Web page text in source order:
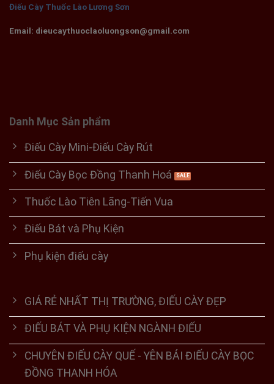
Điếu Cày Thuốc Lào Lương Sơn
Email: dieucaythuoclaoluongson@gmail.com
Danh Mục Sản phẩm
Điếu Cày Mini-Điếu Cày Rút
Điếu Cày Bọc Đồng Thanh Hoá
Thuốc Lào Tiên Lãng-Tiến Vua
Điếu Bát và Phụ Kiện
Phụ kiện điếu cày
GIÁ RẺ NHẤT THỊ TRƯỜNG, ĐIẾU CÀY ĐẸP
ĐIẾU BÁT VÀ PHỤ KIỆN NGÀNH ĐIẾU
CHUYÊN ĐIẾU CÀY QUẾ - YÊN BÁI ĐIẾU CÀY BỌC
ĐỒNG THANH HÓA